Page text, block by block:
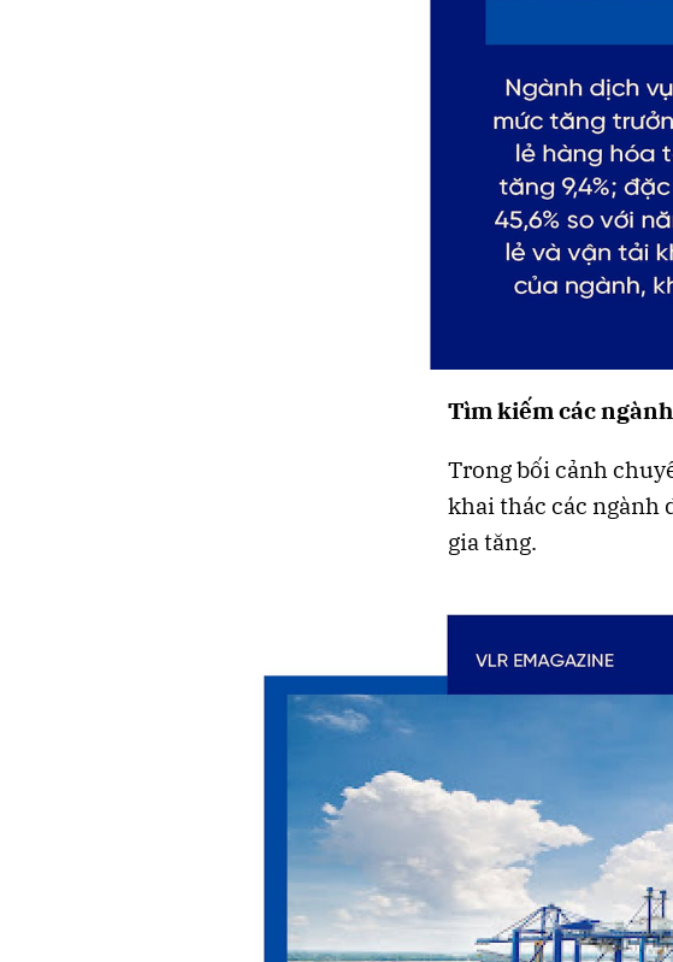
Tìm kiếm các
Trong bối cảnh
khai thác các ngành
gia tăng.